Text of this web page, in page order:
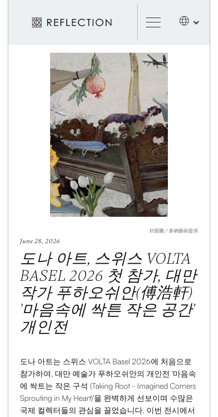
封面圖／多納藝術提供
June 28, 2026
도나 아트, 스위스 VOLTA
BASEL 2026 첫 참가, 대만
작가 푸하오쉬안(傅浩軒)
'마음속에 싹튼 작은 공간'
개인전
도나 아트는 스위스 VOLTA Basel 2026에 처음으로
참가하여, 대만 예술가 푸하오쉬안의 개인전 '마음속
에 싹트는 작은 구석 (Taking Root - Imagined Corners
Sprouting in My Heart)'을 완벽하게 선보이며 수많은
국제 컬렉터들의 관심을 끌었습니다. 이번 전시에서